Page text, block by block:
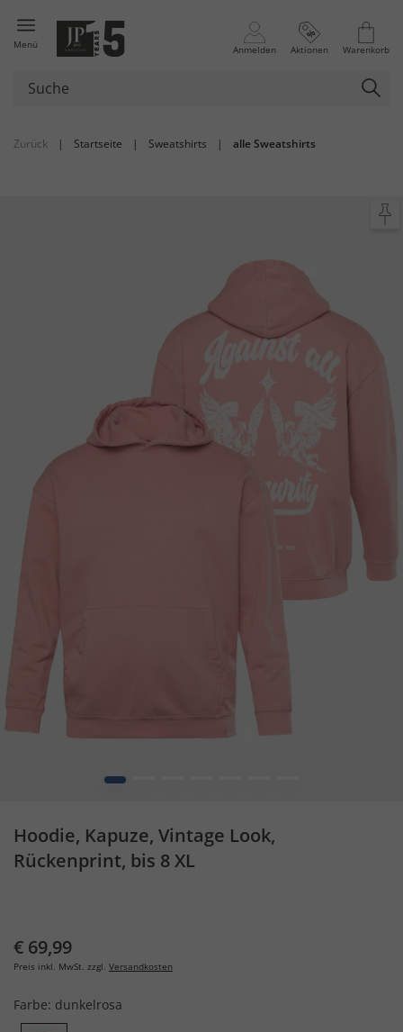
Menü Anmelden Aktionen Warenkorb
Zurück | Startseite | Sweatshirts | alle Sweatshirts
1
Hoodie, Kapuze, Vintage Look,
Rückenprint, bis 8 XL
€ 69,99
Preis inkl. MwSt. zzgl. Versandkosten
Farbe: dunkelrosa